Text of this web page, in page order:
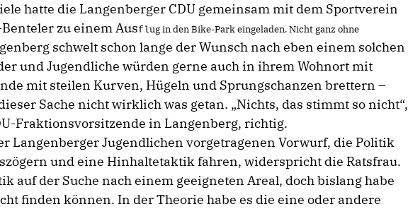
hatte die Langenberger CDU gemeinsammit dem Sportverein
zueinemAusflugindenBike-Park eingeladen. Nicht ganz ohne
schwelt schon lange der Wunsch nach eben einem solchen
und Jugendliche würden gerne auch in ihrem Wohnort mit
mit steilen Kurven, Hügeln und Sprungschanzen brettern –
Sache nicht wirklich was getan. „Nichts, das stimmt so nicht“,
Fraktionsvorsitzende in Langenberg, richtig.
Langenberger Jugendlichen vorgetragenen Vorwurf, die Politik
und eine Hinhaltetaktik fahren, widerspricht die Ratsfrau.
auf der Suche nach einem geeigneten Areal, doch bislang habe
finden können. In der Theorie habe es die eine oder andere